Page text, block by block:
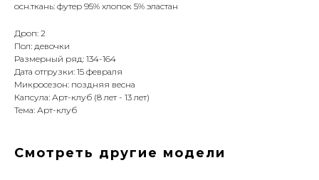
осн.ткань: футер 95% хлопок 5% эластан
Дроп: 2
Пол: девочки
Размерный ряд: 134-164
Дата отгрузки: 15 февраля
Микросезон: поздняя весна
Капсула: Арт-клуб (8 лет - 13 лет)
Тема: Арт-клуб
Смотреть другие модели